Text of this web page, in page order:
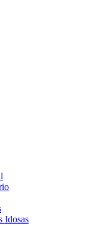
Idosas